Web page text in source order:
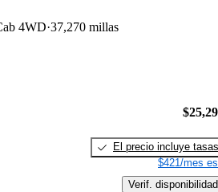
4WD 37,270 millas
El precio incluye tasas
$421/mes
Verif. disponibilidad